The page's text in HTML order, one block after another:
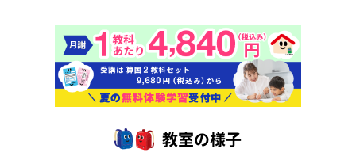
教室の様子